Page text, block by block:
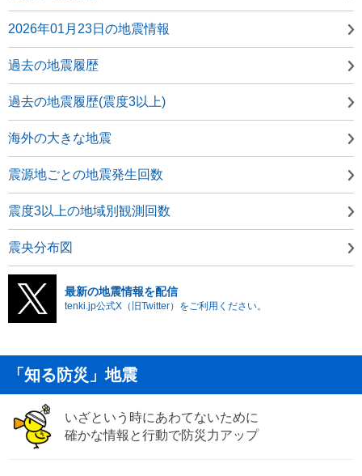
2026年01月23日の地震情報
過去の地震履歴
過去の地震履歴(震度3以上)
海外の大きな地震
震源地ごとの地震発生回数
震度3以上の地域別観測回数
震央分布図
最新の地震情報を配信
tenki.jp公式X（旧Twitter）をご利用ください。
「知る防災」地震
いざという時にあわてないために
確かな情報と行動で防災力アップ